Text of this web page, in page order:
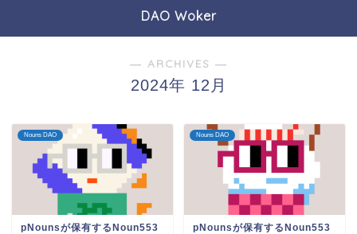
DAO Woker
― ARCHIVES ―
2024年 12月
Nouns DAO
pNounsが保有するNoun553
Nouns DAO
pNounsが保有するNoun553